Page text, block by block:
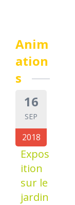
Anim
ation
s
16
SEP
2018
Expos
ition
sur le
jardin